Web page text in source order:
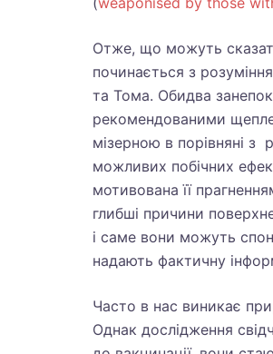
Отже, що можуть
починається з
та Тома. Обидва
рекомендованими
мізерною в порівняні
можливих побічних
мотивована її
глибші причини
і саме вони можуть
надають фактичну
Часто в нас виникає
Однак дослідження